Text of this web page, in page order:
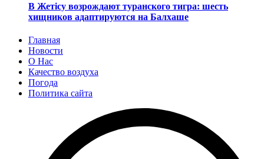
В Жетісу возрождают туранского тигра: шесть
хищников адаптируются на Балхаше
Главная
Новости
О Нас
Качество воздуха
Погода
Политика сайта